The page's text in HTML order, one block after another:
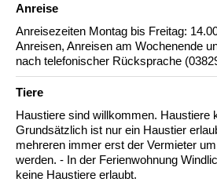
Anreise
Anreisezeiten Montag bis Freitag:
Anreisen, Anreisen am Wochenende
nach telefonischer Rücksprache
Tiere
Haustiere sind willkommen. Haustiere
Grundsätzlich ist nur ein Haustier
mehreren immer erst der Vermieter
werden. - In der Ferienwohnung
keine Haustiere erlaubt.